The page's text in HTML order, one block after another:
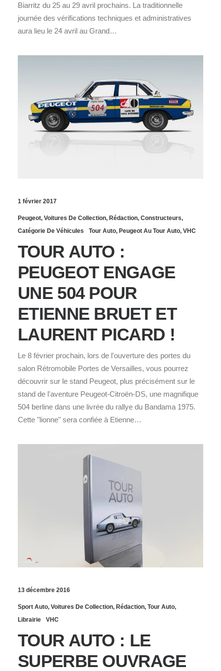
Biarritz du 25 au 29 avril prochains. La traditionnelle
journée des vérifications techniques et administratives
aura lieu le 24 avril au Grand…
1 février 2017
Peugeot, Voitures De Collection, Rédaction, Constructeurs,
Catégorie De Véhicules
Tour Auto, Peugeot Au Tour Auto, VHC
TOUR AUTO :
PEUGEOT ENGAGE
UNE 504 POUR
ETIENNE BRUET ET
LAURENT PICARD !
Le 8 février prochain, lors de l'ouverture des portes du
salon Rétromobile Portes de Versailles, vous pourrez
découvrir sur le stand Peugeot, plus précisément sur le
stand de l'aventure Peugeot-Citroën-DS, une magnifique
504 berline dans une livrée du rallye du Bandama 1975.
Cette "lionne" sera confiée à Etienne…
13 décembre 2016
Sport Auto, Voitures De Collection, Rédaction, Tour Auto,
Librairie
VHC
TOUR AUTO : LE
SUPERBE OUVRAGE